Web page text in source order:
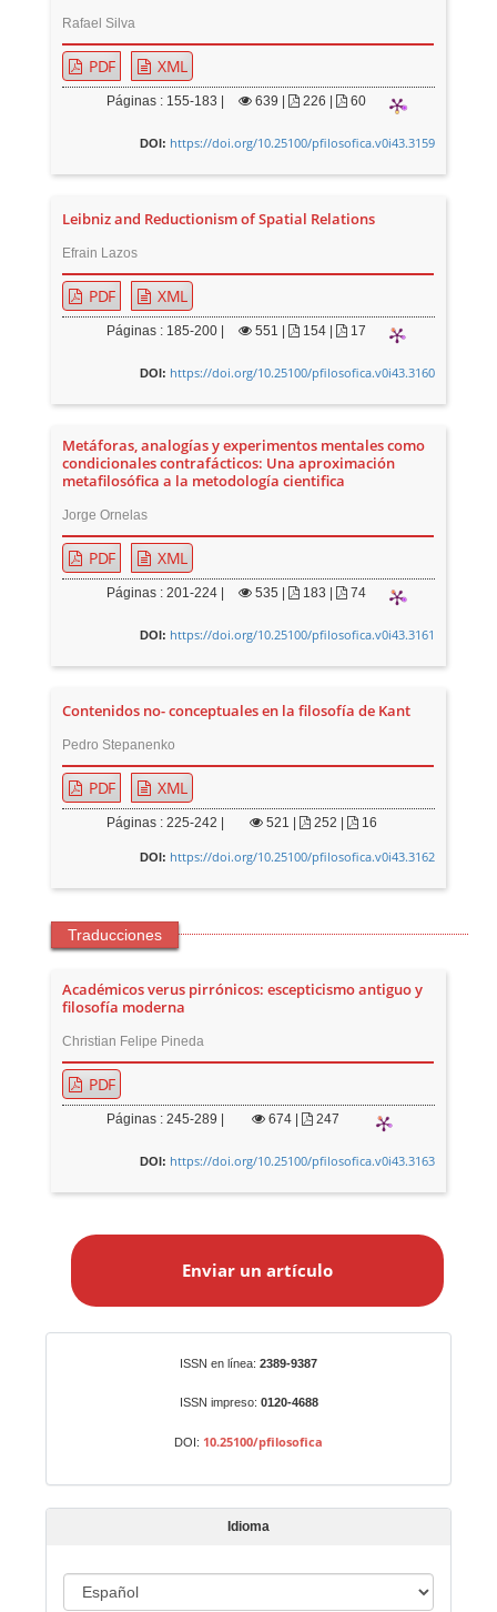
Rafael Silva
PDF XML
Páginas : 155-183 | 639 226 | 60
DOI: https://doi.org/10.25100/pfilosofica.v0i43.3159
Leibniz and Reductionism of Spatial Relations
Efrain Lazos
PDF XML
Páginas : 185-200 | 551 154 | 17
DOI: https://doi.org/10.25100/pfilosofica.v0i43.3160
Metáforas, analogías y experimentos mentales como
condicionales contrafácticos: Una aproximación
metafilosófica a la metodología cientifica
Jorge Ornelas
PDF XML
Páginas : 201-224 | 535 183 | 74
DOI: https://doi.org/10.25100/pfilosofica.v0i43.3161
Contenidos no- conceptuales en la filosofía de Kant
Pedro Stepanenko
PDF XML
Páginas : 225-242 | 521 252 | 16
DOI: https://doi.org/10.25100/pfilosofica.v0i43.3162
Traducciones
Académicos verus pirrónicos: escepticismo antiguo y
filosofía moderna
Christian Felipe Pineda
PDF
Páginas : 245-289 | 674| 247
DOI: https://doi.org/10.25100/pfilosofica.v0i43.3163
a
t
í
Enviar un artículo
ISSN en línea: 2389-9387
ISSN impreso: 0120-4688
DOI: 10.25100/pfilosofica
Idioma